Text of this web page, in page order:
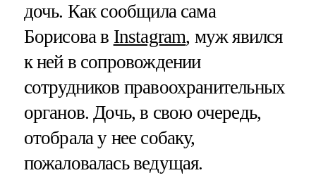
дочь. Как сообщила сама
Борисова в Instagram, муж явился
к ней в сопровождении
сотрудников правоохранительных
органов. Дочь, в свою очередь,
отобрала у нее собаку,
пожаловалась ведущая.